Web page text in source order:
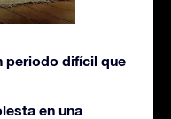
periodo difícil que
en una